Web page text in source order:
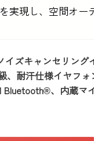
現し、空間オー
イズキャンセリン
、耐汗仕様イヤフ
Bluetooth®、内蔵マ